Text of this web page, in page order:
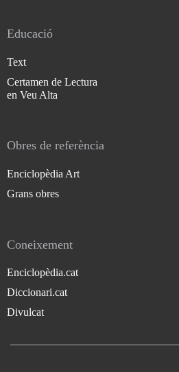
Educació
Text
Certamen de Lectura
en Veu Alta
Obres de referència
Enciclopèdia Art
Grans obres
Coneixement
Enciclopèdia.cat
Diccionari.cat
Divulcat